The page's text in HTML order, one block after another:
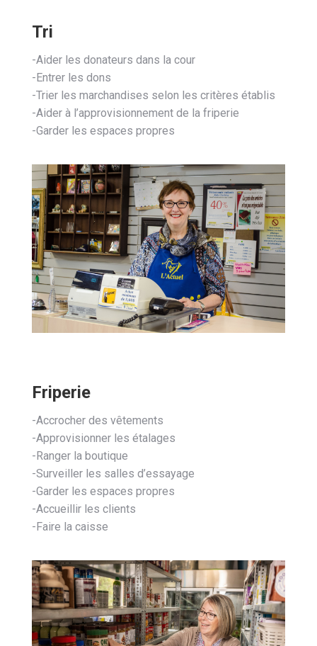
Tri
-Aider les donateurs dans la cour
-Entrer les dons
-Trier les marchandises selon les critères établis
-Aider à l’approvisionnement de la friperie
-Garder les espaces propres
Friperie
-Accrocher des vêtements
-Approvisionner les étalages
-Ranger la boutique
-Surveiller les salles d’essayage
-Garder les espaces propres
-Accueillir les clients
-Faire la caisse